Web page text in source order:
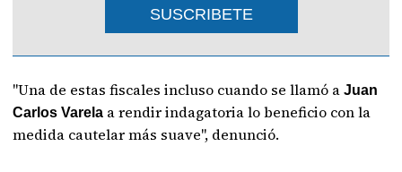
SUSCRIBETE
"Una de estas fiscales incluso cuando se llamó aJuan
Carlos Varela a rendir indagatoria lo beneficio con la
medida cautelar más suave", denunció.